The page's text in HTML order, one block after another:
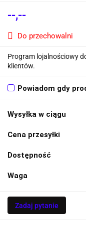
--,--
Do przechowalni
Program lojalnościowy
klientów.
Powiadom gdy
Wysyłka w ciągu
Cena przesyłki
Dostępność
Waga
Zadaj pytanie